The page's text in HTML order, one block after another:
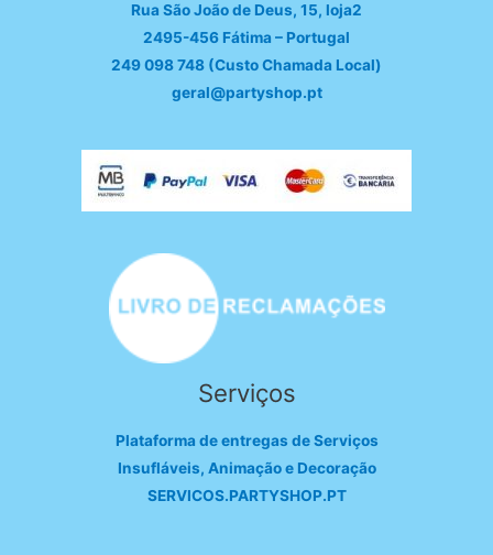
Rua São João de Deus, 15, loja2
2495-456 Fátima – Portugal
249 098 748 (Custo Chamada Local)
geral@partyshop.pt
Serviços
Plataforma de entregas de Serviços
Insufláveis, Animação e Decoração
SERVICOS.PARTYSHOP.PT